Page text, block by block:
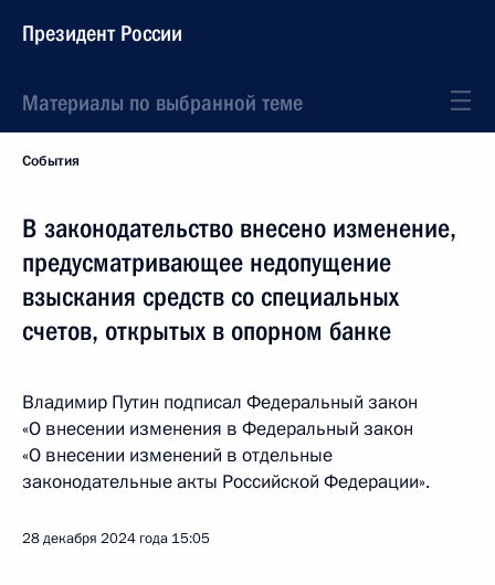
Президент России
Материалы по выбранной теме
События
В законодательство внесено изменение,
предусматривающее недопущение
взыскания средств со специальных
счетов, открытых в опорном банке
Владимир Путин подписал Федеральный закон
«О внесении изменения в Федеральный закон
«О внесении изменений в отдельные
законодательные акты Российской Федерации».
28 декабря 2024 года 15:05